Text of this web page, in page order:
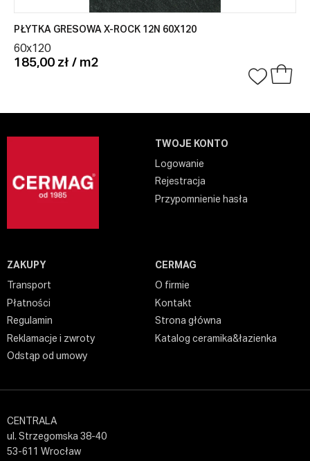
PŁYTKA GRESOWA X-ROCK 12N 60X120
60x120
185,00 zł / m2
TWOJE KONTO
Logowanie
Rejestracja
Przypomnienie hasła
ZAKUPY
Transport
Płatności
Regulamin
Reklamacje i zwroty
Odstąp od umowy
CERMAG
O firmie
Kontakt
Strona główna
Katalog ceramika&łazienka
CENTRALA
ul. Strzegomska 38-40
53-611 Wrocław